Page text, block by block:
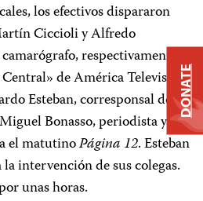
los efectivos dispararon
Ciccioli y Alfredo
respectivamente,
de América Televisión.
Esteban, corresponsal de la
Bonasso, periodista y
el matutinoPágina 12. Esteban
intervención de sus colegas.
unas horas.
DONATE